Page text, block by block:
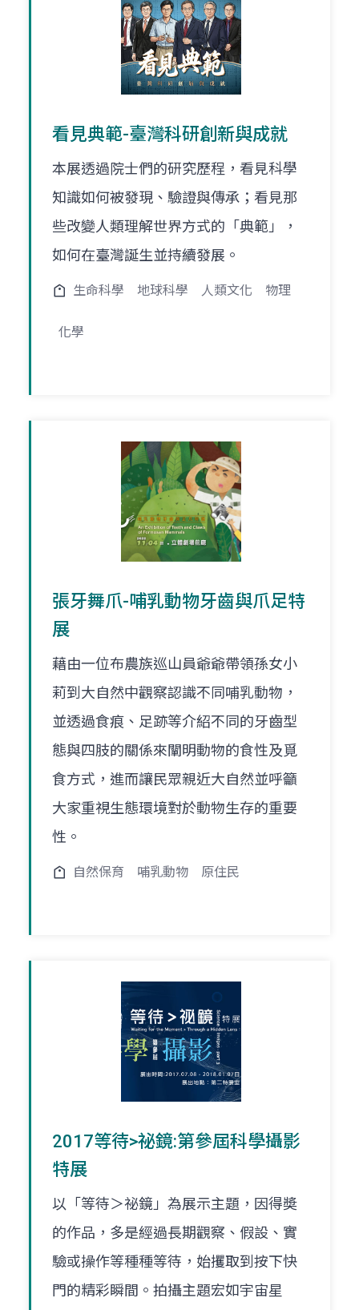
看見典範-臺灣科研創新與成就
本展透過院士們的研究歷程，看見科學
知識如何被發現、驗證與傳承；看見那
些改變人類理解世界方式的「典範」，
如何在臺灣誕生並持續發展。
生命科學 地球科學 人類文化 物理
化學
張牙舞爪-哺乳動物牙齒與爪足特
展
藉由一位布農族巡山員爺爺帶領孫女小
莉到大自然中觀察認識不同哺乳動物，
並透過食痕、足跡等介紹不同的牙齒型
態與四肢的關係來闡明動物的食性及覓
食方式，進而讓民眾親近大自然並呼籲
大家重視生態環境對於動物生存的重要
性。
自然保育 哺乳動物 原住民
2017等待>祕鏡:第參屆科學攝影
特展
以「等待＞祕鏡」為展示主題，因得奬
的作品，多是經過長期觀察、假設、實
驗或操作等種種等待，始攫取到按下快
門的精彩瞬間。拍攝主題宏如宇宙星